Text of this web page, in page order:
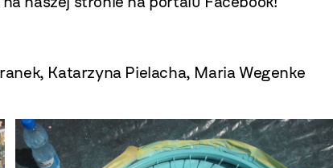
Katarzyna Pielacha, Maria Wegenke